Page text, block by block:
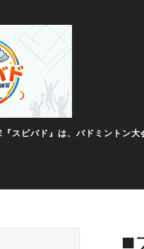
スピバド』は、バドミントン
■